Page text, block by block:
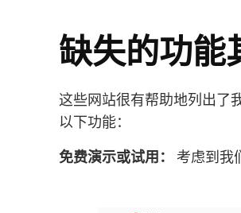
缺失的功能
这些网站很有帮助地列出了
以下功能：
免费演示或试用： 考虑到我